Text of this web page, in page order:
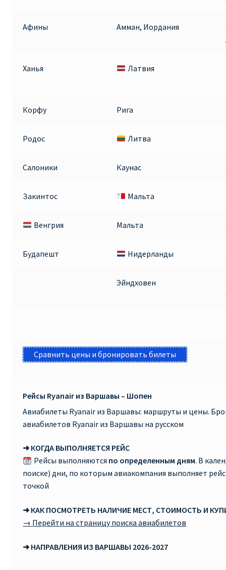
ПРАВИЛА RYANAIR В АЭРОПОРТУ И НА БОРТУ
РЕГИСТРАЦИЯ НА РЕЙС И ДОКУМЕНТЫ ДЛЯ
РАЙАНЭЙР НА РУССКОМ | КНФТФШК
РЕГИСТРАЦИЯ НА РЕЙС RYANAIR
Регистрация ребенка на рейс RYANAIR
Рим
Райнэйр на русском
Афины Амман, Иордания
Ханья
Латвия
Корфу Рига
Родос Литва
Салоники Каунас
Закинтос Мальта
Венгрия Мальта
Будапешт Нидерланды
Эйндховен
Сравнить цены и бронировать билеты
Рейсы Ryanair из Варшавы – Шопен
Авиабилеты Ryanair из Варшавы: маршруты и цены.
авиабилетов Ryanair из Варшавы на русском
➜ КОГДА ВЫПОЛНЯЕТСЯ РЕЙС
Рейсы выполняются по определенным дням. В
поиске) дни, по которым авиакомпания выполняет
точкой
➜ КАК ПОСМОТРЕТЬ НАЛИЧИЕ МЕСТ, СТОИМОСТЬ И
→ Перейти на страницу поиска авиабилетов
➜ НАПРАВЛЕНИЯ ИЗ ВАРШАВЫ 2026-2027